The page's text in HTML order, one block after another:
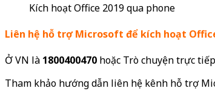
Kích hoạt Office 2019 qua phone
Liên hệ hỗ trợ Microsoft để kích hoạt
Ở VN là 1800400470 hoặc Trò chuyện trực
Tham khảo hướng dẫn liên hệ kênh hỗ trợ